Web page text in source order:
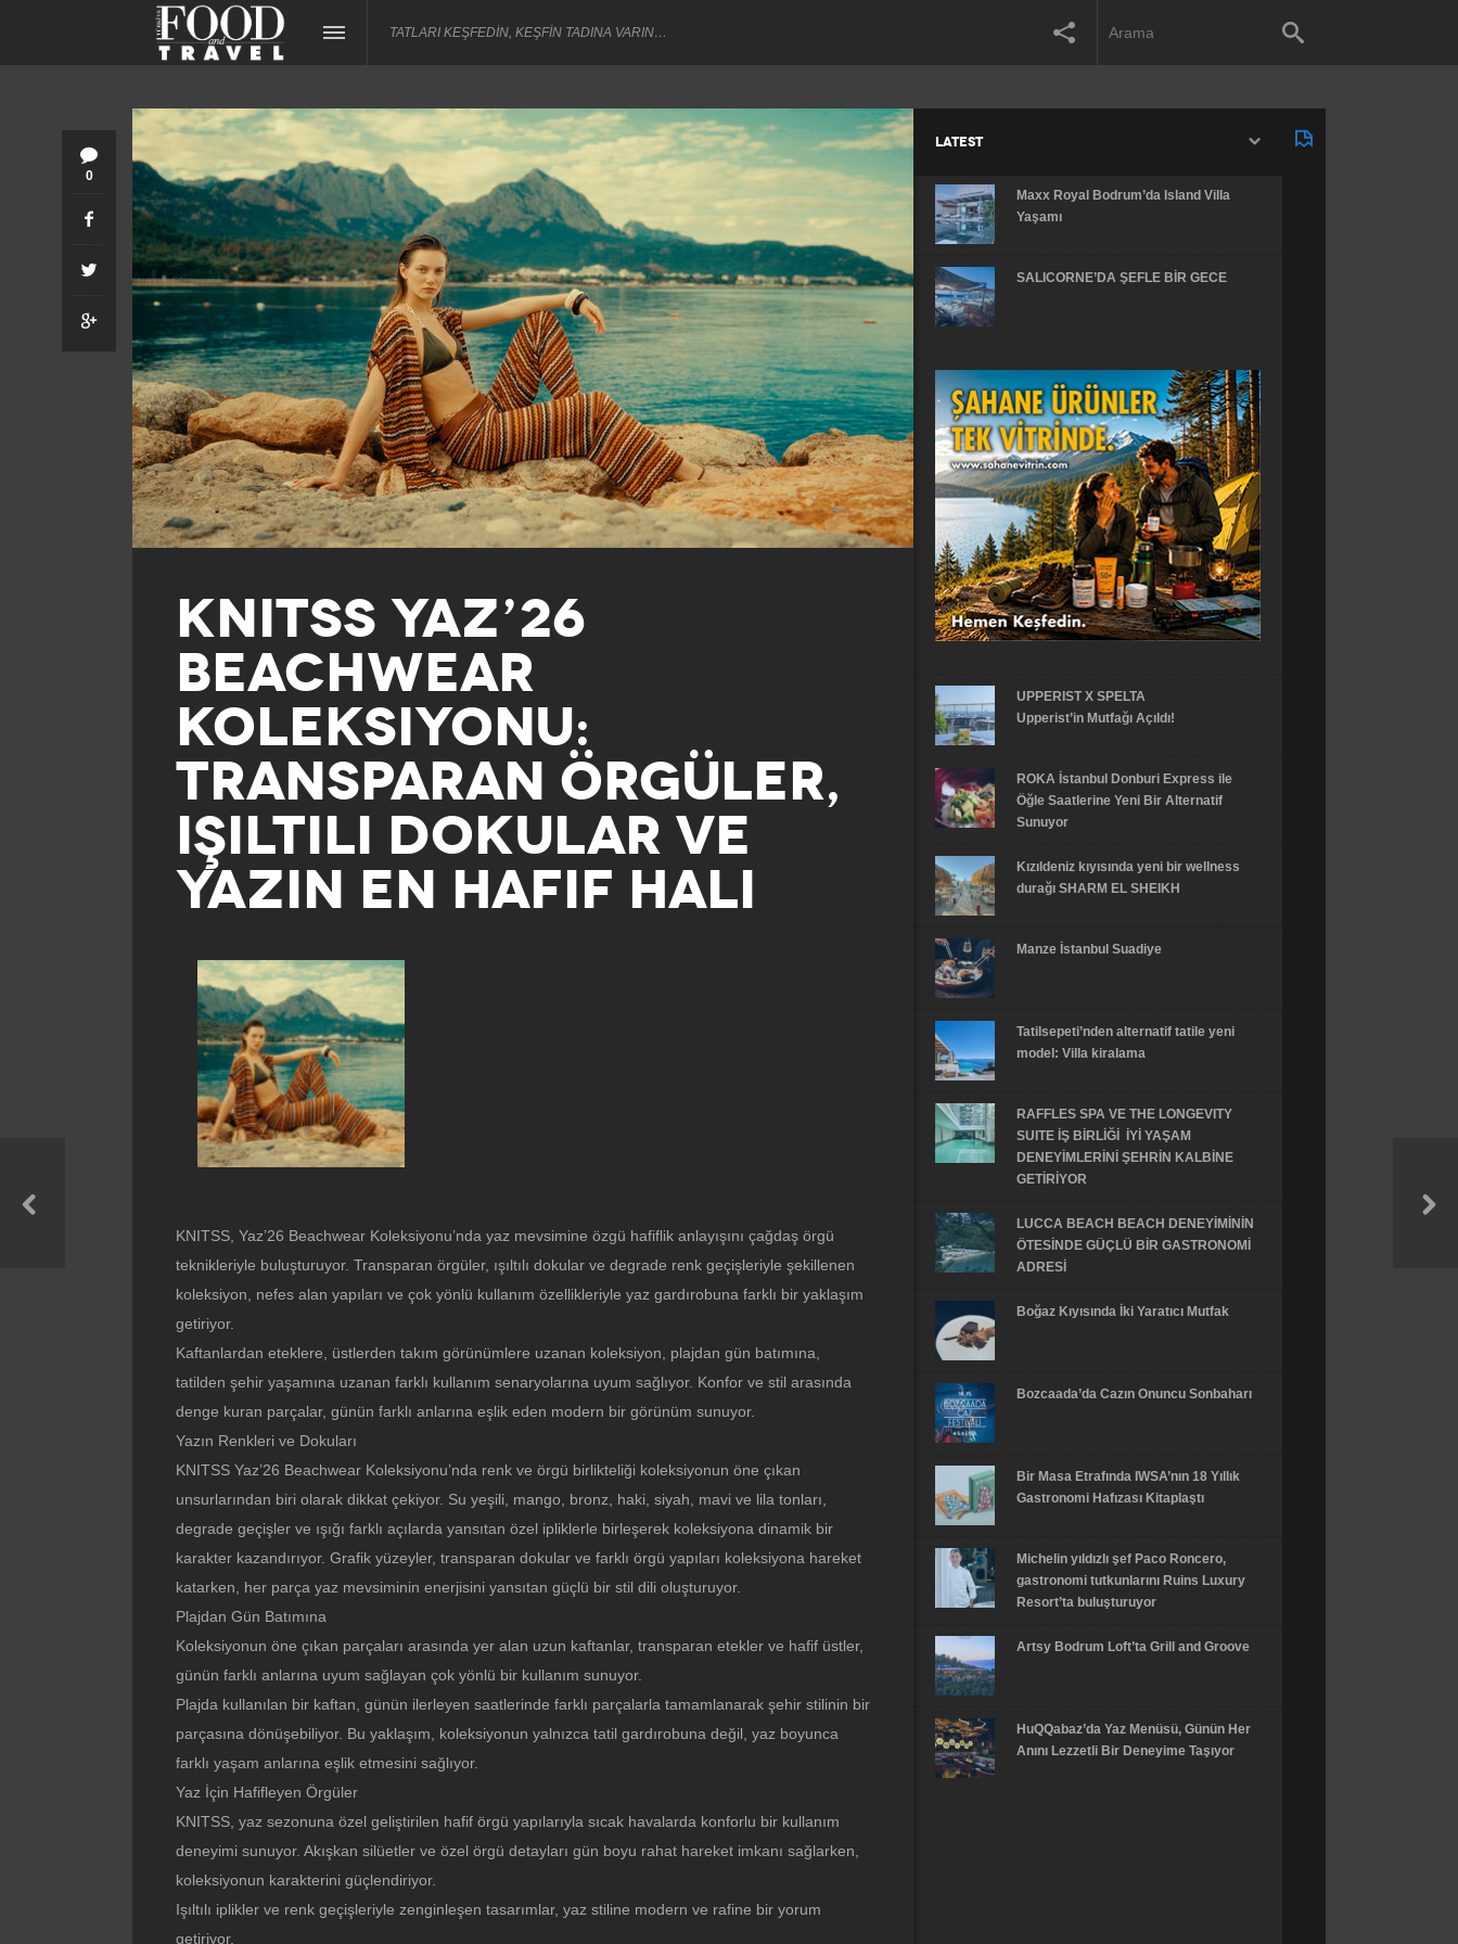
TATLARI KEŞFEDİN, KEŞFİN TADINA VARIN…
0
KNITSS YAZ’26
BEACHWEAR
KOLEKSIYONU:
TRANSPARAN ÖRGÜLER,
IŞILTILI DOKULAR VE
YAZIN EN HAFIF HALI
KNITSS, Yaz’26 Beachwear Koleksiyonu’nda yaz mevsimine özgü hafiflik anlayışını çağdaş örgü
teknikleriyle buluşturuyor. Transparan örgüler, ışıltılı dokular ve degrade renk geçişleriyle şekillenen
koleksiyon, nefes alan yapıları ve çok yönlü kullanım özellikleriyle yaz gardırobuna farklı bir yaklaşım
getiriyor.
Kaftanlardan eteklere, üstlerden takım görünümlere uzanan koleksiyon, plajdan gün batımına,
tatilden şehir yaşamına uzanan farklı kullanım senaryolarına uyum sağlıyor. Konfor ve stil arasında
denge kuran parçalar, günün farklı anlarına eşlik eden modern bir görünüm sunuyor.
Yazın Renkleri ve Dokuları
KNITSS Yaz’26 Beachwear Koleksiyonu’nda renk ve örgü birlikteliği koleksiyonun öne çıkan
unsurlarından biri olarak dikkat çekiyor. Su yeşili, mango, bronz, haki, siyah, mavi ve lila tonları,
degrade geçişler ve ışığı farklı açılarda yansıtan özel ipliklerle birleşerek koleksiyona dinamik bir
karakter kazandırıyor. Grafik yüzeyler, transparan dokular ve farklı örgü yapıları koleksiyona hareket
katarken, her parça yaz mevsiminin enerjisini yansıtan güçlü bir stil dili oluşturuyor.
Plajdan Gün Batımına
Koleksiyonun öne çıkan parçaları arasında yer alan uzun kaftanlar, transparan etekler ve hafif üstler,
günün farklı anlarına uyum sağlayan çok yönlü bir kullanım sunuyor.
Plajda kullanılan bir kaftan, günün ilerleyen saatlerinde farklı parçalarla tamamlanarak şehir stilinin bir
parçasına dönüşebiliyor. Bu yaklaşım, koleksiyonun yalnızca tatil gardırobuna değil, yaz boyunca
farklı yaşam anlarına eşlik etmesini sağlıyor.
Yaz İçin Hafifleyen Örgüler
KNITSS, yaz sezonuna özel geliştirilen hafif örgü yapılarıyla sıcak havalarda konforlu bir kullanım
deneyimi sunuyor. Akışkan silüetler ve özel örgü detayları gün boyu rahat hareket imkanı sağlarken,
koleksiyonun karakterini güçlendiriyor.
Işıltılı iplikler ve renk geçişleriyle zenginleşen tasarımlar, yaz stiline modern ve rafine bir yorum
getiriyor.
LATEST
Maxx Royal Bodrum’da Island Villa
Yaşamı
SALICORNE’DA ŞEFLE BİR GECE
UPPERIST X SPELTA
Upperist’in Mutfağı Açıldı!
ROKA İstanbul Donburi Express ile
Öğle Saatlerine Yeni Bir Alternatif
Sunuyor
Kızıldeniz kıyısında yeni bir wellness
durağı SHARM EL SHEIKH
Manze İstanbul Suadiye
Tatilsepeti’nden alternatif tatile yeni
model: Villa kiralama
RAFFLES SPA VE THE LONGEVITY
SUITE İŞ BİRLİĞİ İYİ YAŞAM
DENEYİMLERİNİ ŞEHRİN KALBİNE
GETİRİYOR
LUCCA BEACH BEACH DENEYİMİNİN
ÖTESİNDE GÜÇLÜ BİR GASTRONOMİ
ADRESİ
Boğaz Kıyısında İki Yaratıcı Mutfak
Bozcaada’da Cazın Onuncu Sonbaharı
Bir Masa Etrafında IWSA’nın 18 Yıllık
Gastronomi Hafızası Kitaplaştı
Michelin yıldızlı şef Paco Roncero,
gastronomi tutkunlarını Ruins Luxury
Resort’ta buluşturuyor
Artsy Bodrum Loft’ta Grill and Groove
HuQQabaz’da Yaz Menüsü, Günün Her
Anını Lezzetli Bir Deneyime Taşıyor